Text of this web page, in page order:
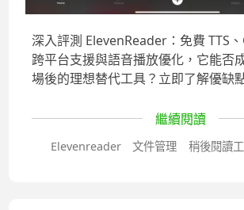
深入評測 ElevenReader：免費 TTS
跨平台支援與語音播放優化，它能否
場後的理想替代工具？立即了解優缺
繼續閱讀
Elevenreader 文件管理 稍後閱讀